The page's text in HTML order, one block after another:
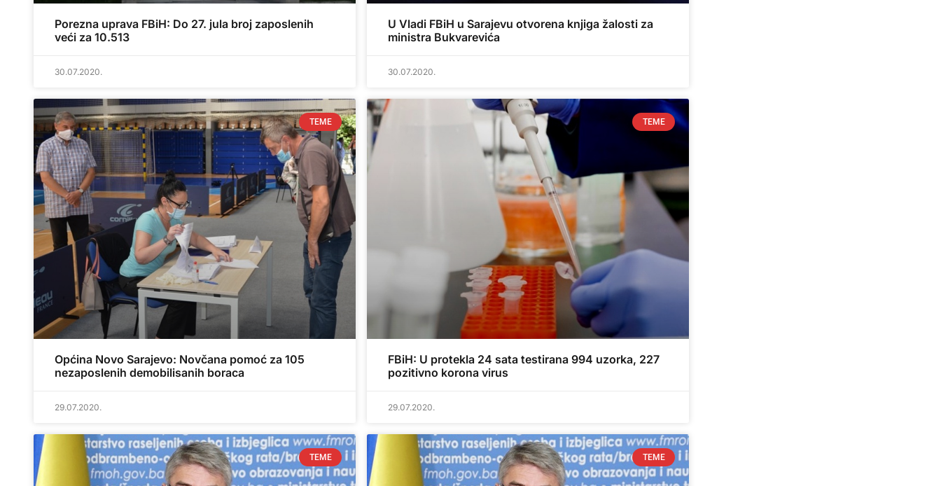
Porezna uprava FBiH: Do 27. jula broj zaposlenih
veći za 10.513
30.07.2020.
U Vladi FBiH u Sarajevu otvorena knjiga žalosti za
ministra Bukvarevića
30.07.2020.
TEME
Općina Novo Sarajevo: Novčana pomoć za 105
nezaposlenih demobilisanih boraca
29.07.2020.
TEME
FBiH: U protekla 24 sata testirana 994 uzorka, 227
pozitivno korona virus
29.07.2020.
TEME TEME